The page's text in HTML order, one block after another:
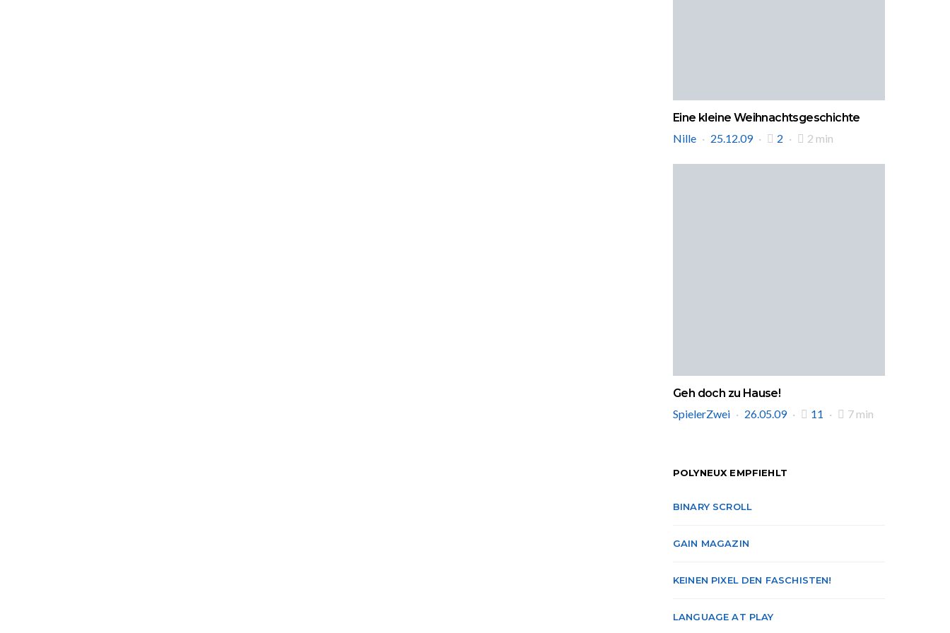
Eine kleine Weihnachtsgeschichte
Nille
25.12.09 2 2 min
Geh doch zu Hause!
SpielerZwei
26.05.09 11 7 min
POLYNEUX EMPFIEHLT
BINARY SCROLL
GAIN MAGAZIN
KEINEN PIXEL DEN FASCHISTEN!
LANGUAGE AT PLAY